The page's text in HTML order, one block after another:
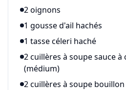
2 oignons
1 gousse d'ail hachés
1 tasse céleri haché
2 cuillères à soupe sauce à
(médium)
2 cuillères à soupe